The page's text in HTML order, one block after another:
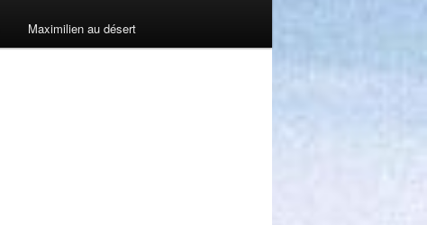
Maximilien au désert